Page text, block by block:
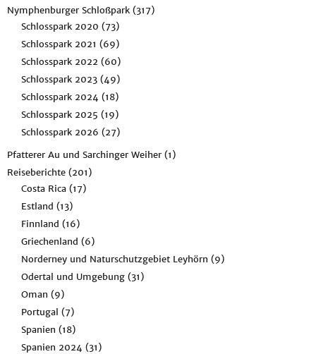
Nymphenburger Schloßpark (317)
Schlosspark 2020 (73)
Schlosspark 2021 (69)
Schlosspark 2022 (60)
Schlosspark 2023 (49)
Schlosspark 2024 (18)
Schlosspark 2025 (19)
Schlosspark 2026 (27)
Pfatterer Au und Sarchinger Weiher (1)
Reiseberichte (201)
Costa Rica (17)
Estland (13)
Finnland (16)
Griechenland (6)
Norderney und Naturschutzgebiet Leyhörn (9)
Odertal und Umgebung (31)
Oman (9)
Portugal (7)
Spanien (18)
Spanien 2024 (31)